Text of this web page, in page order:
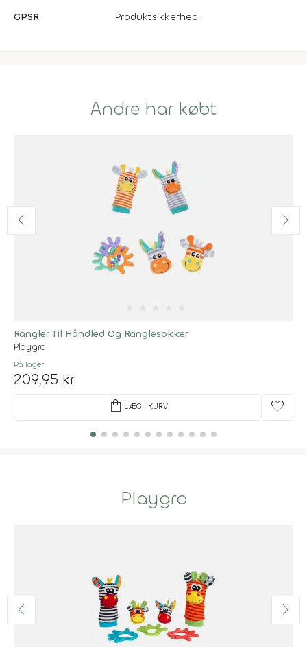
GPSR Produktsikkerhed
Andre har købt
Rangler Til Håndled Og Ranglesokker
Playgro
På lager
209,95 kr
shopping_bag LÆG I KURV favorite
Playgro